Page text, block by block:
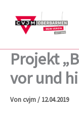
Inhalt
springen
Projekt
vor und
Von cvjm/ 12.04.2019